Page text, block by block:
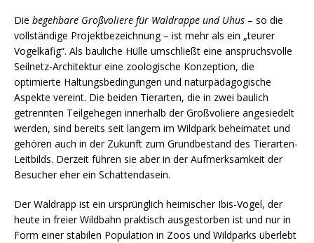
Die begehbare Großvoliere für Waldrappe und Uhus – so die
vollständige Projektbezeichnung – ist mehr als ein „teurer
Vogelkäfig“. Als bauliche Hülle umschließt eine anspruchsvolle
Seilnetz-Architektur eine zoologische Konzeption, die
optimierte Haltungsbedingungen und naturpädagogische
Aspekte vereint. Die beiden Tierarten, die in zwei baulich
getrennten Teilgehegen innerhalb der Großvoliere angesiedelt
werden, sind bereits seit langem im Wildpark beheimatet und
gehören auch in der Zukunft zum Grundbestand des Tierarten-
Leitbilds. Derzeit führen sie aber in der Aufmerksamkeit der
Besucher eher ein Schattendasein.
Der Waldrapp ist ein ursprünglich heimischer Ibis-Vogel, der
heute in freier Wildbahn praktisch ausgestorben ist und nur in
Form einer stabilen Population in Zoos und Wildparks überlebt